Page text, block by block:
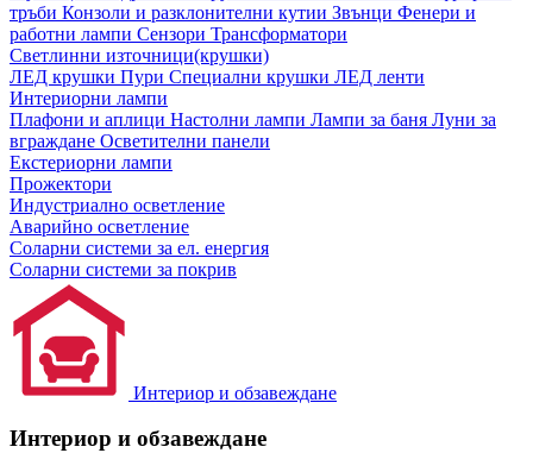
тръби Конзоли и разклонителни кутии Звънци Фенери и
работни лампи Сензори Трансформатори
Светлинни източници(крушки)
ЛЕД крушки Пури Специални крушки ЛЕД ленти
Интериорни лампи
Плафони и аплици Настолни лампи Лампи за баня Луни за
вграждане Осветителни панели
Екстериорни лампи
Прожектори
Индустриално осветление
Аварийно осветление
Соларни системи за ел. енергия
Соларни системи за покрив
Интериор и обзавеждане
Интериор и обзавеждане